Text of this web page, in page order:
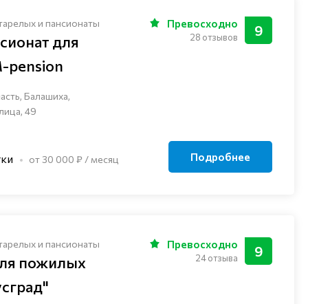
и пансионаты
для
pension
Балашиха,
49
9
Превосходно
28 отзывов
от 30 000 ₽ / месяц Подробнее
и пансионаты
пожилых
9
Превосходно
24 отзыва